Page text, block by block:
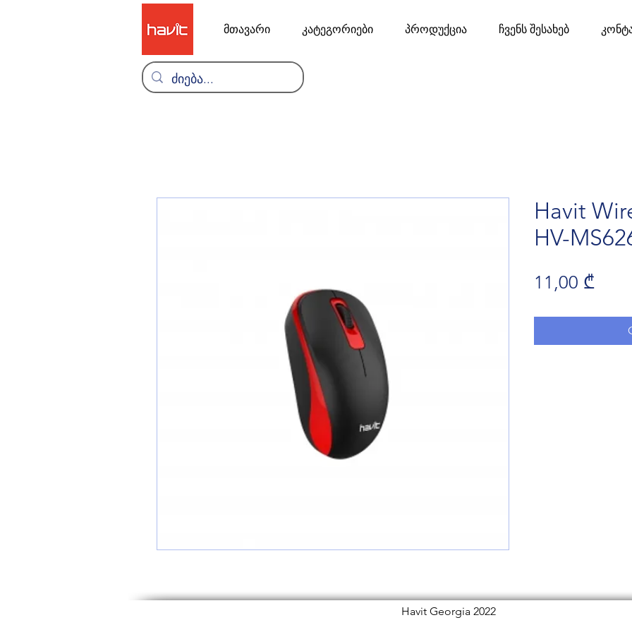
მთავარი კატეგორიები პროდუქცია ჩვენს შესახებ
Havit
HV-
11,00 ₾Price
Havit Georgia 2022